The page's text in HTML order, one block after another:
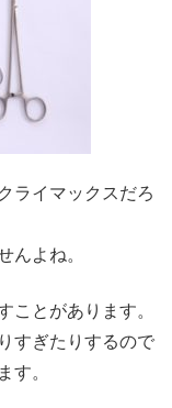
ライマックスだろ
んよね。
ことがあります。
すぎたりするので
す。